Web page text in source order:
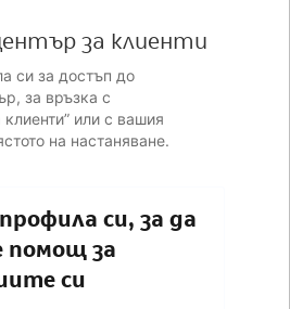
за клиенти
си за достъп до
за връзка с
или с вашия
на настаняване.
си, за да
помощ за
си